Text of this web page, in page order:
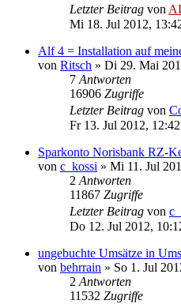
Letzter Beitrag von
Mi 18. Jul 2012,
Alf 4 = Installation auf
von Ritsch » Di 29. Mai
7 Antworten
16906 Zugriffe
Letzter Beitrag von
Fr 13. Jul 2012, 12:42
Sparkonto Norisbank RZ-
von c_kossi » Mi 11. Jul
2 Antworten
11867 Zugriffe
Letzter Beitrag von
Do 12. Jul 2012,
ungebuchte Umsätze in
von behrrain » So 1. Jul
2 Antworten
11532 Zugriffe